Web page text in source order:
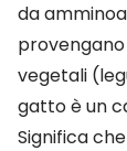
da
vegetali
gatto è un
Significa